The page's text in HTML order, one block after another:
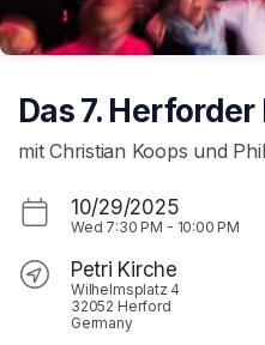
Das 7. Herforder
mit Christian Koops und
10/29/2025
Wed 7:30 PM - 10:00 PM
Petri Kirche
Wilhelmsplatz 4
32052 Herford
Germany